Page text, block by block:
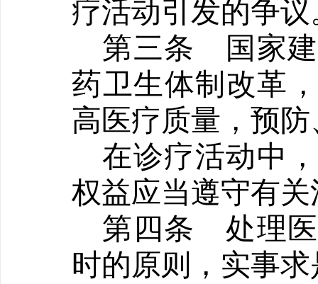
疗活动引发的争议
第三条
国家
药卫生体制改革
高医疗质量，预
在诊疗活动中
权益应当遵守有
第四条处理
时的原则，实事